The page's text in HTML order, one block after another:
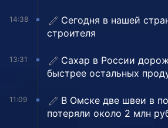
14:38
Сегодня в нашей
строителя
13:31
Сахар в России
быстрее остальных
11:09
В Омске две швеи в
потеряли около 2 млн